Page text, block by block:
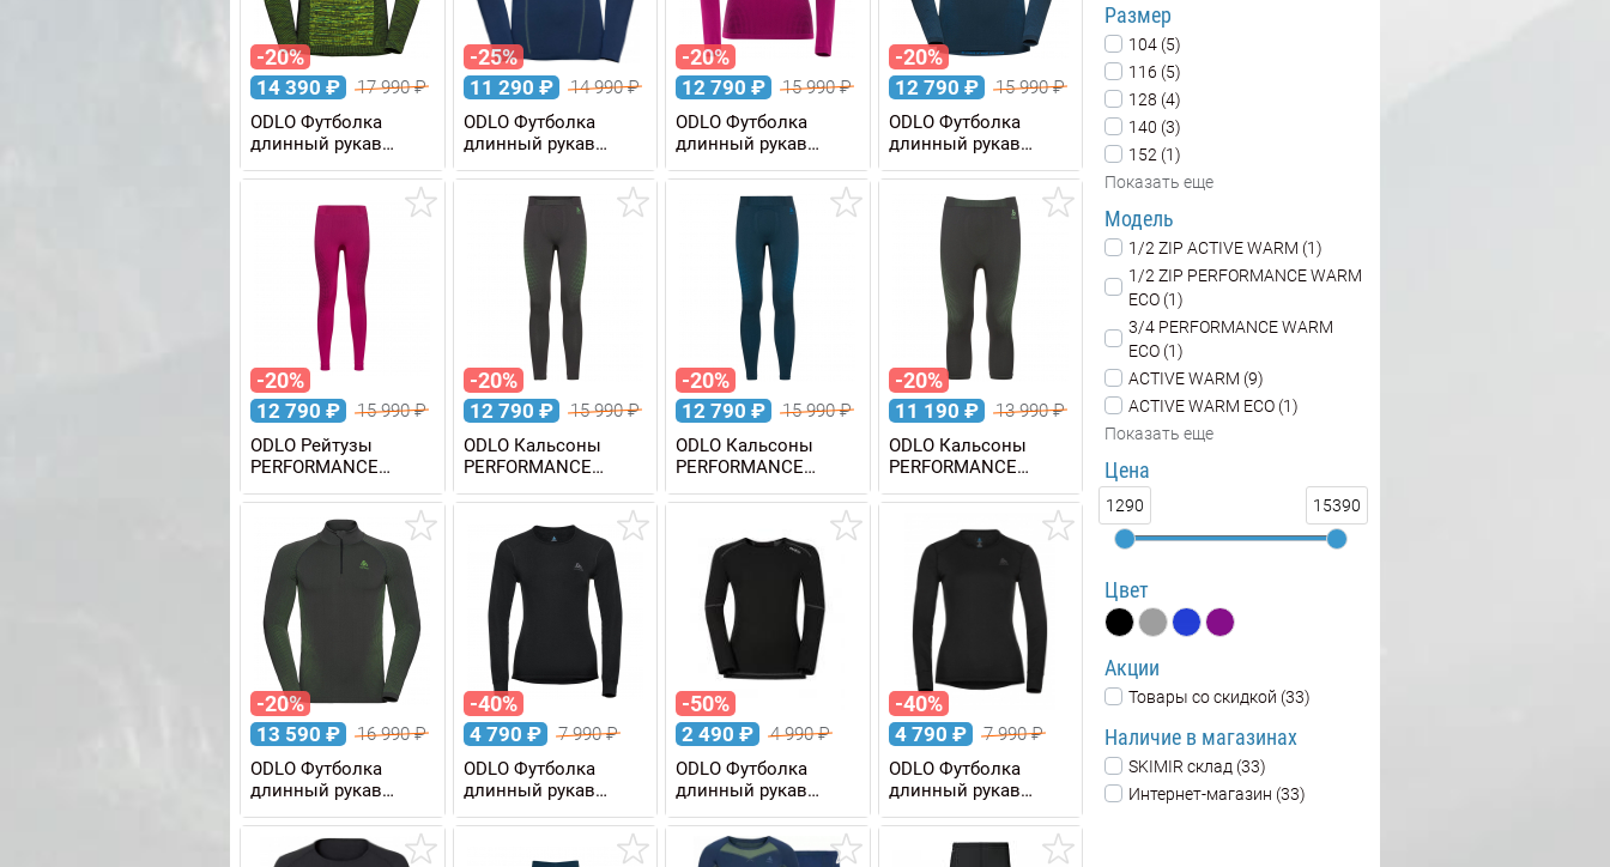
-20%
14 390 ₽ 17 990₽
ODLO Футболка
длинный рукав
BLACKCOMB WARM
Eco мужская
-25%
11 290 ₽ 14 990₽
ODLO Футболка
длинный рукав
FUNDAMENTALS
PERFORMANCE
WARM мужская
-20%
12 790 ₽ 15 990₽
ODLO Футболка
длинный рукав
PERFORMANCE
WARM Eco женская
-20%
12 790 ₽ 15 990₽
ODLO Футболка
длинный рукав
PERFORMANCE
WARM Eco мужская
-20%
12 790 ₽ 15 990₽
ODLO Рейтузы
PERFORMANCE
WARM Eco женские
-20%
12 790 ₽ 15 990₽
ODLO Кальсоны
PERFORMANCE
WARM Eco мужские
-20%
12 790 ₽ 15 990₽
ODLO Кальсоны
PERFORMANCE
WARM Eco мужские
-20%
11 190 ₽ 13 990₽
ODLO Кальсоны
PERFORMANCE
WARM Eco 3/4
мужские
-20%
13 590 ₽ 16 990₽
ODLO Футболка
длинный рукав
PERFORMANCE
WARM Eco 1/2 Zip
мужская
-40%
4 790 ₽ 7 990₽
ODLO Футболка
длинный рукав
ACTIVE WARM
женская
-50%
2 490 ₽ 4 990₽
ODLO Футболка
длинный рукав
ACTIVE X-WARM Eco
KIDS детская
-40%
4 790 ₽ 7 990₽
ODLO Футболка
длинный рукав
ACTIVE WARM Eco
женская
Размер
104 (5)
116 (5)
128 (4)
140 (3)
152 (1)
Показать еще
Модель
1/2 ZIP ACTIVE WARM (1)
1/2 ZIP PERFORMANCE WARM
ECO (1)
3/4 PERFORMANCE WARM
ECO (1)
ACTIVE WARM (9)
ACTIVE WARM ECO (1)
Показать еще
Цена
1290 15390
Цвет
Акции
Товары со скидкой (33)
Наличие в магазинах
SKIMIR склад (33)
Интернет-магазин (33)